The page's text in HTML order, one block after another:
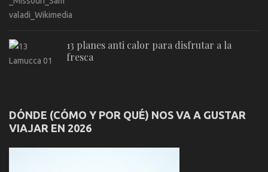
13 planes anti calor para disfrutar a la
fresca
DÓNDE (CÓMO Y POR QUÉ) NOS VA A GUSTAR
VIAJAR EN 2026